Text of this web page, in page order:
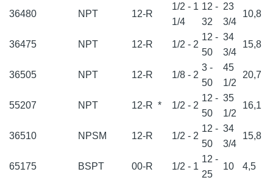
36480 NPT 12-R
1/2 - 1
1/4
12 -
32
23
3/4
10,8
36475 NPT 12-R 1/2 - 2
12 -
50
34
3/4
15,8
36505 NPT 12-R 1/8 - 2
3 -
50
45
1/2
20,7
55207 NPT 12-R * 1/2 - 2
12 -
50
35
1/2
16,1
36510 NPSM 12-R 1/2 - 2
12 -
50
34
3/4
15,8
65175 BSPT 00-R 1/2 - 1
12 -
25
10 4,5